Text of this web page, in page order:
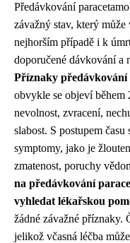
Předávkování
závažný stav, který
nejhorším případě i k
doporučené dávkování a
Příznaky předávkování
obvykle se objeví během
nevolnost, zvracení,
slabost. S postupem
symptomy, jako je
zmatenost, poruchy
na předávkování
vyhledat lékařskou
žádné závažné příznaky.
jelikož včasná léčba